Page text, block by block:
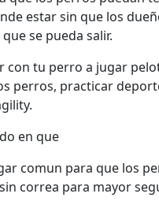
estar sin que los
se pueda salir.
con tu perro a jugar
perros, practicar
en que
comun para que los
correa para mayor